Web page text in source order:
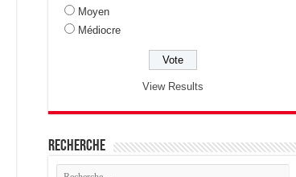
Moyen
Médiocre
View Results
Recherche